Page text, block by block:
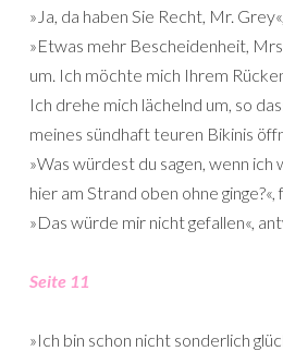
»Ja, da haben Sie Recht, Mr.
»Etwas mehr Bescheidenheit,
um. Ich möchte mich Ihrem
Ich drehe mich lächelnd um, so
meines sündhaft teuren Bikinis
»Was würdest du sagen, wenn
hier am Strand oben ohne ginge?«,
»Das würde mir nicht gefallen«,
Seite 11
»Ich bin schon nicht sonderlich